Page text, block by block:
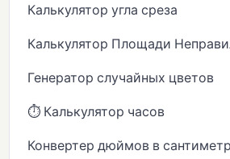
Калькулятор угла среза
Калькулятор Площади
Генератор случайных цветов
⏱️ Калькулятор часов
Конвертер дюймов в